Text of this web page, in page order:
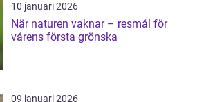
10 januari 2026
När naturen vaknar – resmål för
vårens första grönska
09 januari 2026